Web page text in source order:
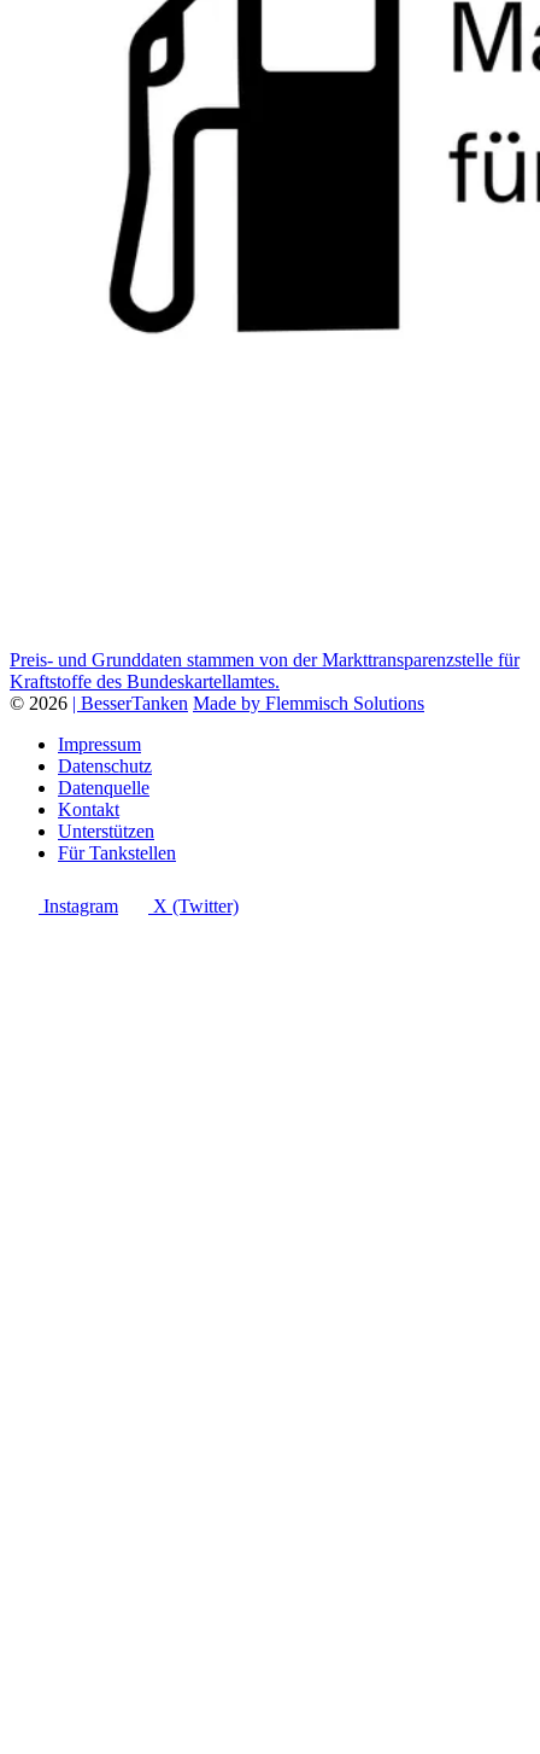
Preis- und Grunddaten stammen von der Markttransparenzstelle für
Kraftstoffe des Bundeskartellamtes.
© 2026 | BesserTanken Made by Flemmisch Solutions
Impressum
Datenschutz
Datenquelle
Kontakt
Unterstützen
Für Tankstellen
Instagram X (Twitter)